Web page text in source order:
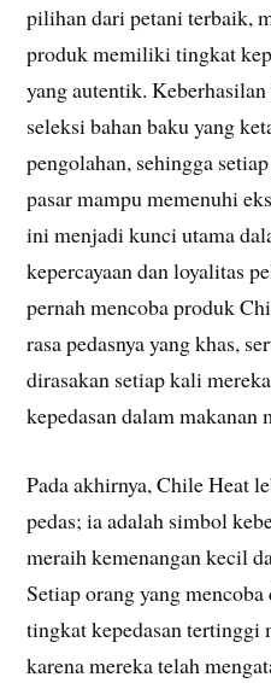
pilihan dari petani terbaik,
produk memiliki tingkat
yang autentik.
seleksi bahan baku yang
pengolahan, sehingga
pasar mampu memenuhi
ini menjadi kunci utama
kepercayaan dan loyalitas
pernah mencoba produk
rasa pedasnya yang khas,
dirasakan setiap kali
kepedasan dalam makanan
Pada akhirnya, Chile Heat
pedas; ia adalah simbol
meraih kemenangan kecil
Setiap orang yang
tingkat kepedasan tertinggi
karena mereka telah